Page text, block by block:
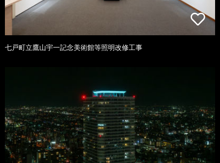
七戸町立鷹山宇一記念美術館等照明改修工事